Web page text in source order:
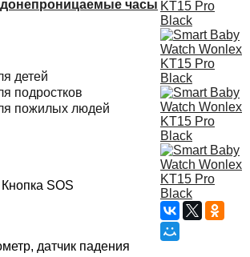
часы
детей
подростков
пожилых людей
SOS
датчик падения